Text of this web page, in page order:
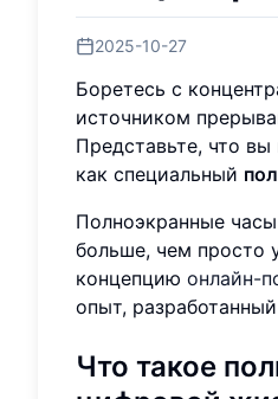
2025-10-27
Боретесь с
источником
Представьте, что
как специальный
Полноэкранные
больше, чем просто
концепцию онлайн-
опыт,
Что такое